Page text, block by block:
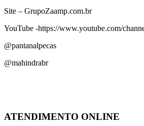
Site – GrupoZaamp.com.br
YouTube -https://www.youtube.com/
@pantanalpecas
@mahindrabr
ATENDIMENTO ONLINE